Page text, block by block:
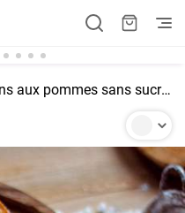
Muffins aux pommes sans sucre - Recette rapide d'Agata